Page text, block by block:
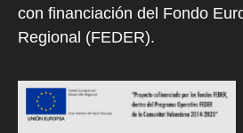
con financiación del Fondo
Regional (FEDER).